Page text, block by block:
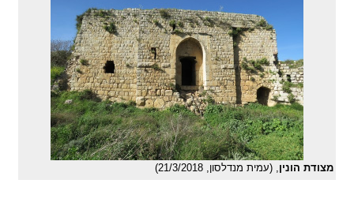
מצודת הונין , (עמית מנדלסון, 21/3/2018)